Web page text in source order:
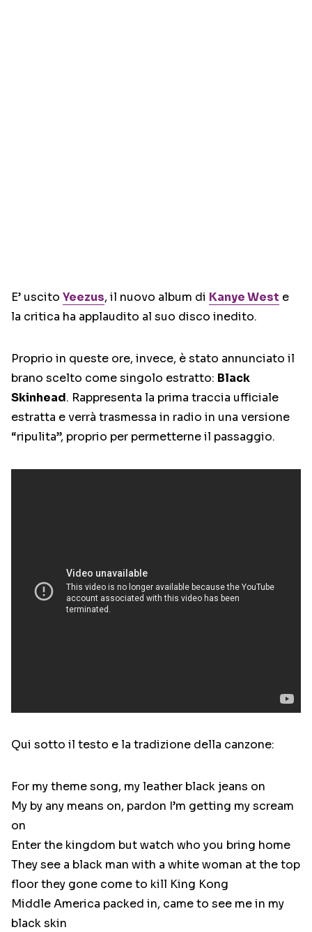
E’ uscito Yeezus, il nuovo album di Kanye West e
la critica ha applaudito al suo disco inedito.
Proprio in queste ore, invece, è stato annunciato il
brano scelto come singolo estratto: Black
Skinhead. Rappresenta la prima traccia ufficiale
estratta e verrà trasmessa in radio in una versione
“ripulita”, proprio per permetterne il passaggio.
Qui sotto il testo e la tradizione della canzone:
For my theme song, my leather black jeans on
My by any means on, pardon I’m getting my scream
on
Enter the kingdom but watch who you bring home
They see a black man with a white woman at the top
floor they gone come to kill King Kong
Middle America packed in, came to see me in my
black skin